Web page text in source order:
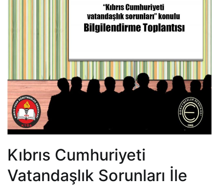
Kıbrıs Cumhuriyeti
Vatandaşlık Sorunları İle